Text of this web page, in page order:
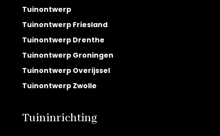
Tuinontwerp
Tuinontwerp Friesland
Tuinontwerp Drenthe
Tuinontwerp Groningen
Tuinontwerp Overijssel
Tuinontwerp Zwolle
Tuininrichting